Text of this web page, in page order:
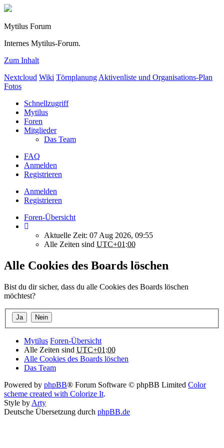
Mytilus Forum
Internes Mytilus-Forum.
Zum Inhalt
Nextcloud Wiki Törnplanung Aktivenliste und Organisations-Plan
Fotos
Schnellzugriff
Mytilus
Foren
Mitglieder
Das Team
FAQ
Anmelden
Registrieren
Anmelden
Registrieren
Foren-Übersicht
Aktuelle Zeit: 07 Aug 2026, 09:55
Alle Zeiten sind UTC+01:00
Alle Cookies des Boards löschen
Bist du dir sicher, dass du alle Cookies des Boards löschen
möchtest?
Mytilus Foren-Übersicht
Alle Zeiten sind UTC+01:00
Alle Cookies des Boards löschen
Das Team
Powered by phpBB® Forum Software © phpBB Limited Color
scheme created with Colorize It.
Style byArty
Deutsche Übersetzung durch phpBB.de